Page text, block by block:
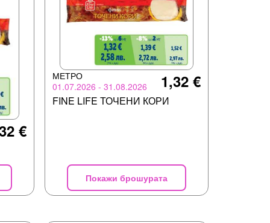
€
МЕТРО
01.07.2026 - 31.08.2026
1,32 €
FINE LIFE ТОЧЕНИ КОРИ
Покажи брошурата